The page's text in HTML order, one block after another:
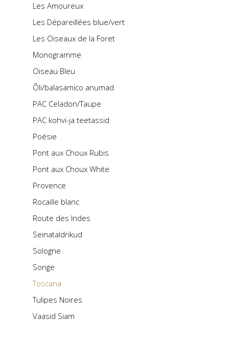
Les Amoureux
Les Dépareillées blue/vert
Les Oiseaux de la Foret
Monogramme
Oiseau Bleu
Õli/balasamico anumad
PAC Celadon/Taupe
PAC kohvi-ja teetassid
Poésie
Pont aux Choux Rubis
Pont aux Choux White
Provence
Rocaille blanc
Route des Indes
Seinataldrikud
Sologne
Songe
Toscana
Tulipes Noires
Vaasid Siam